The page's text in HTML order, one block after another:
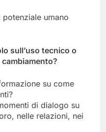
umano
sull’uso tecnico o
su come
di dialogo su
nelle relazioni, nei